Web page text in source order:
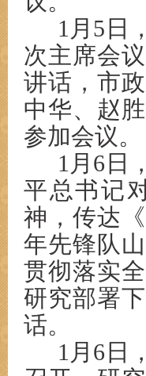
1月5日
次主席会
讲话，市
中华、赵
参加会议。
1月6日
平总书记
神，传达
年先锋队
贯彻落实
研究部署
话。
1月6日